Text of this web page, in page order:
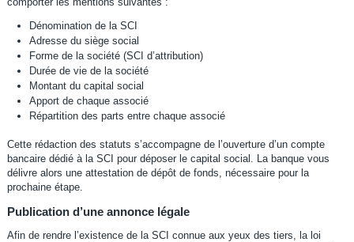
Dénomination de la SCI
Adresse du siège social
Forme de la société (SCI d’attribution)
Durée de vie de la société
Montant du capital social
Apport de chaque associé
Répartition des parts entre chaque associé
Cette rédaction des statuts s’accompagne de l’ouverture d’un compte
bancaire dédié à la SCI pour déposer le capital social. La banque vous
délivre alors une attestation de dépôt de fonds, nécessaire pour la
prochaine étape.
Publication d’une annonce légale
Afin de rendre l’existence de la SCI connue aux yeux des tiers, la loi